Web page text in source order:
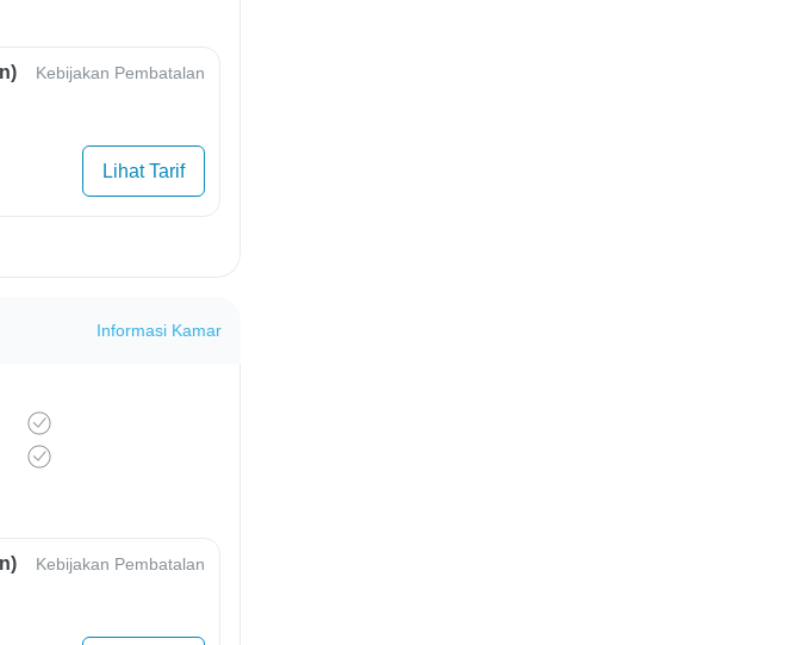
Kebijakan Pembatalan
Lihat Tarif
Informasi Kamar
Kebijakan Pembatalan